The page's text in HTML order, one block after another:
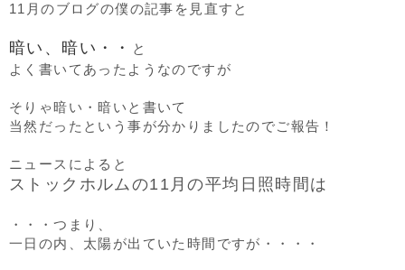
11月のブログの僕の記事を見直すと
暗い、暗い・・
と
よく書いてあったようなのですが
そりゃ暗い・暗いと書いて
当然だったという事が分かりましたのでご報告！
ニュースによると
ストックホルムの11月の平均日照時間は
・・・つまり、
一日の内、太陽が出ていた時間ですが・・・・